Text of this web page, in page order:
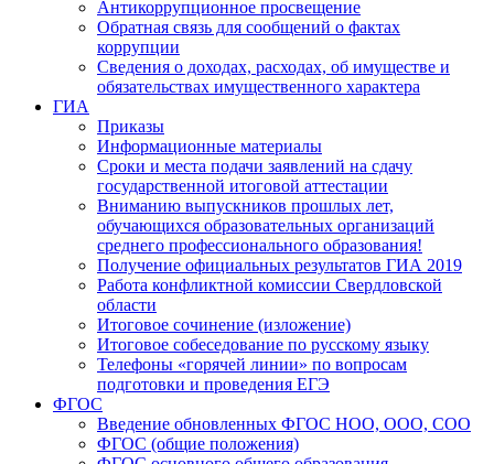
Антикоррупционное просвещение
Обратная связь для сообщений о фактах
коррупции
Сведения о доходах, расходах, об имуществе и
обязательствах имущественного характера
ГИА
Приказы
Информационные материалы
Сроки и места подачи заявлений на сдачу
государственной итоговой аттестации
Вниманию выпускников прошлых лет,
обучающихся образовательных организаций
среднего профессионального образования!
Получение официальных результатов ГИА 2019
Работа конфликтной комиссии Свердловской
области
Итоговое сочинение (изложение)
Итоговое собеседование по русскому языку
Телефоны «горячей линии» по вопросам
подготовки и проведения ЕГЭ
ФГОС
Введение обновленных ФГОС НОО, ООО, СОО
ФГОС (общие положения)